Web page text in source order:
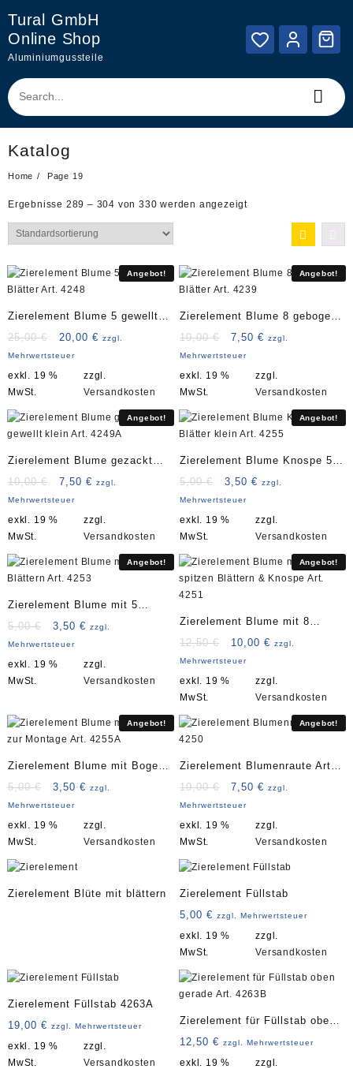
content
Tural GmbH
Online Shop
Aluminiumgussteile
Katalog
Home Page 19
Ergebnisse 289 – 304 von 330 werden angezeigt
Angebot!
Zierelement Blume 5 gewellte
Blätter Art. 4248
25,00€
Ursprünglicher
Preis
25,00 €
20,00 € Aktueller
ist:
20,00 €.
zzgl.
Mehrwertsteuer
exkl. 19 %
MwSt.
zzgl.
Versandkosten
Angebot!
Zierelement Blume 8 gebogene
Blätter Art. 4239
10,00€
Ursprünglicher
Preis
10,00 €
7,50€ Aktueller
ist:
7,50 €.
zzgl.
Mehrwertsteuer
exkl. 19 %
MwSt.
zzgl.
Versandkosten
Angebot!
Zierelement Blume gezackt
gewellt klein Art. 4249A
10,00€
Ursprünglicher
Preis
10,00 €
7,50 € Aktueller
ist:
7,50 €.
zzgl.
Mehrwertsteuer
exkl. 19 %
MwSt.
zzgl.
Versandkosten
Angebot!
Zierelement Blume Knospe 5
Blätter klein Art. 4255
5,00€
Ursprünglicher
Preis
war:
5,00 €
3,50€ Aktueller
ist:
3,50 €.
zzgl.
Mehrwertsteuer
exkl. 19 %
MwSt.
zzgl.
Versandkosten
Angebot!
Zierelement Blume mit 5
Blättern Art. 4253
5,00€
Ursprünglicher
Preis
war:
5,00 €
3,50 € Aktueller
ist:
3,50 €.
zzgl.
Mehrwertsteuer
exkl. 19 %
MwSt.
zzgl.
Versandkosten
Angebot!
Zierelement Blume mit 8
spitzen Blättern & Knospe Art.
4251
12,50€
Ursprünglicher
Preis
12,50 €
10,00€ Aktueller
ist:
10,00 €.
zzgl.
Mehrwertsteuer
exkl. 19 %
MwSt.
zzgl.
Versandkosten
Angebot!
Zierelement Blume mit Bogen
zur Montage Art. 4255A
5,00€
Ursprünglicher
Preis
war:
5,00 €
3,50 € Aktueller
ist:
3,50 €.
zzgl.
Mehrwertsteuer
exkl. 19 %
MwSt.
zzgl.
Versandkosten
Angebot!
Zierelement Blumenraute Art.
4250
10,00€
Ursprünglicher
Preis
10,00 €
7,50€ Aktueller
ist:
7,50 €.
zzgl.
Mehrwertsteuer
exkl. 19 %
MwSt.
zzgl.
Versandkosten
Zierelement Blüte mit blättern
Zierelement Füllstab
5,00€ zzgl. Mehrwertsteuer
exkl. 19 %
MwSt.
zzgl.
Versandkosten
Zierelement Füllstab 4263A
19,00 € zzgl. Mehrwertsteuer
exkl. 19 %
MwSt.
zzgl.
Versandkosten
Zierelement für Füllstab oben
gerade Art. 4263B
12,50€ zzgl. Mehrwertsteuer
exkl. 19 %
zzgl.